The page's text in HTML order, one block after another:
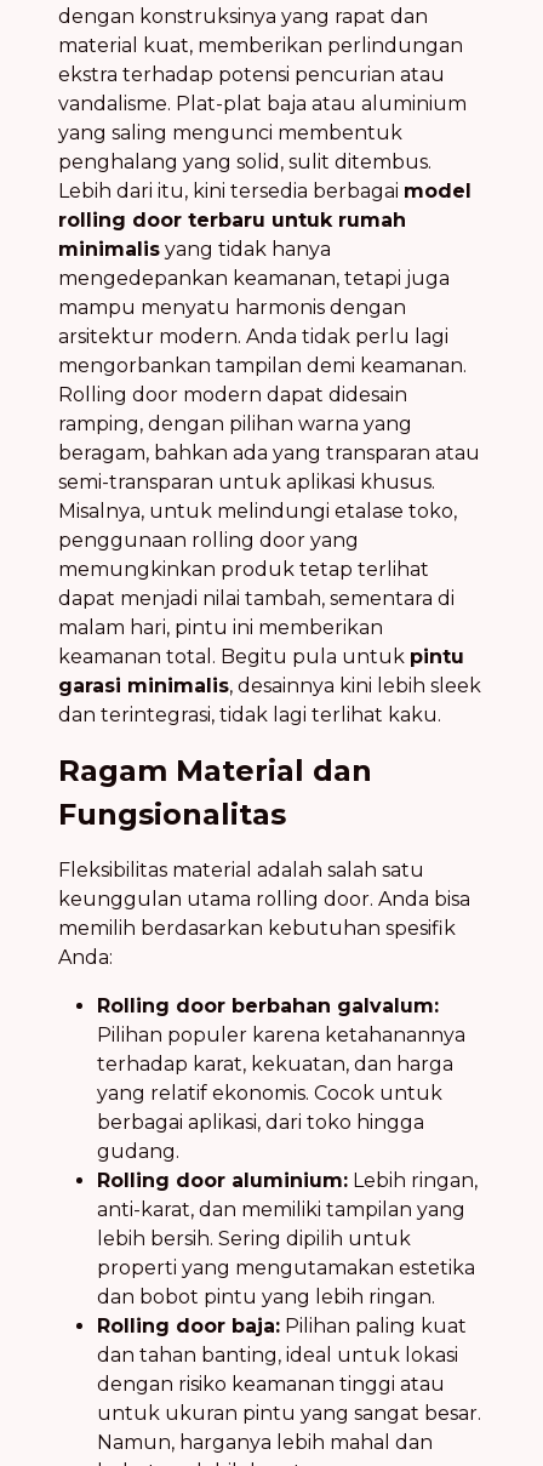
dengan konstruksinya yang rapat dan
material kuat, memberikan perlindungan
ekstra terhadap potensi pencurian atau
vandalisme. Plat-plat baja atau aluminium
yang saling mengunci membentuk
penghalang yang solid, sulit ditembus.
Lebih dari itu, kini tersedia berbagai model
rolling door terbaru untuk rumah
minimalis yang tidak hanya
mengedepankan keamanan, tetapi juga
mampu menyatu harmonis dengan
arsitektur modern. Anda tidak perlu lagi
mengorbankan tampilan demi keamanan.
Rolling door modern dapat didesain
ramping, dengan pilihan warna yang
beragam, bahkan ada yang transparan atau
semi-transparan untuk aplikasi khusus.
Misalnya, untuk melindungi etalase toko,
penggunaan rolling door yang
memungkinkan produk tetap terlihat
dapat menjadi nilai tambah, sementara di
malam hari, pintu ini memberikan
keamanan total. Begitu pula untuk pintu
garasi minimalis, desainnya kini lebih sleek
dan terintegrasi, tidak lagi terlihat kaku.
Ragam Material dan
Fungsionalitas
Fleksibilitas material adalah salah satu
keunggulan utama rolling door. Anda bisa
memilih berdasarkan kebutuhan spesifik
Anda:
Rolling door berbahan galvalum:
Pilihan populer karena ketahanannya
terhadap karat, kekuatan, dan harga
yang relatif ekonomis. Cocok untuk
berbagai aplikasi, dari toko hingga
gudang.
Rolling door aluminium: Lebih ringan,
anti-karat, dan memiliki tampilan yang
lebih bersih. Sering dipilih untuk
properti yang mengutamakan estetika
dan bobot pintu yang lebih ringan.
Rolling door baja: Pilihan paling kuat
dan tahan banting, ideal untuk lokasi
dengan risiko keamanan tinggi atau
untuk ukuran pintu yang sangat besar.
Namun, harganya lebih mahal dan